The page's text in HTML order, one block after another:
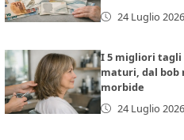
24 Luglio 2026
I 5 migliori tagli
maturi, dal bob
morbide
24 Luglio 2026